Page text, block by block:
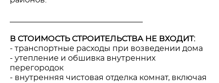
В СТОИМОСТЬ СТРОИТЕЛЬСТВА НЕ ВХОДИТ:
- транспортные расходы при возведении дома
- утепление и обшивка внутренних
перегородок
- внутренняя чистовая отделка комнат, включая